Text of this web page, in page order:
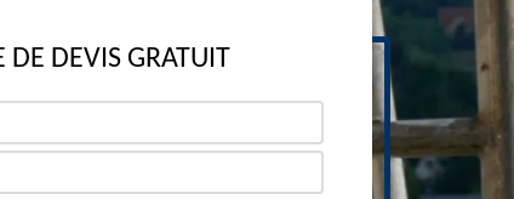
DE DEVIS GRATUIT